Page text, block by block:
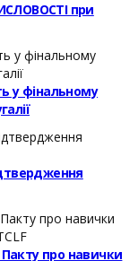
при
у фінальному
Пакту про навички